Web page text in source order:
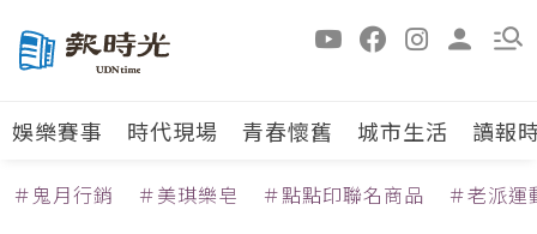
娛樂賽事 時代現場 青春懷舊 城市生活 讀報
＃鬼月行銷 ＃美琪樂皂 ＃點點印聯名商品 ＃老派運